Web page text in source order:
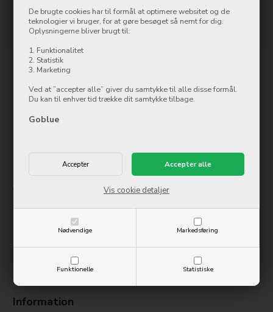
De brugte cookies har til formål at optimere websitet og de
teknologier vi bruger, for at gøre besøget så nemt for dig.
Oplysningerne bliver brugt til:
1. Funktionalitet
2. Statistik
3. Marketing
Ved at ”accepter alle” giver du samtykke til alle disse formål.
Du kan til enhver tid trække dit samtykke tilbage.
Goblue
Nødvendige Markedsføring
Funktionelle Statistiske
Vis cookie detaljer
Side 1/1
Goblue.dk
7500 Holstebro
info@ollycom.dk
Åbningstider
09:00-17:00
09:00-17:00
Fredag
09:00-17:00
10:00-14:00
Lukket
Information